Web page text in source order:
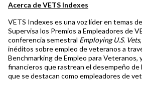
Acerca de VETS Indexes
VETS Indexes es una voz líder en temas
Supervisa los Premios a Empleadores de
conferencia semestral Employing U.S. Vets
inéditos sobre empleo de veteranos a
Benchmarking de Empleo para Veteranos,
financieros que rastrean el desempeño de
que se destacan como empleadores de